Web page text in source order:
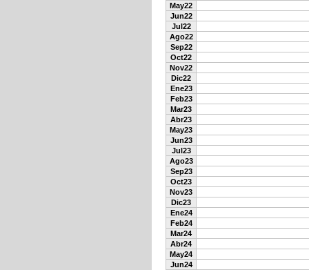
May22
Jun22
Jul22
Ago22
Sep22
Oct22
Nov22
Dic22
Ene23
Feb23
Mar23
Abr23
May23
Jun23
Jul23
Ago23
Sep23
Oct23
Nov23
Dic23
Ene24
Feb24
Mar24
Abr24
May24
Jun24